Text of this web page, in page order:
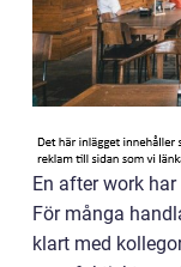
En after work
För många
klart med